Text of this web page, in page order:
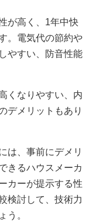
が高く、1年中快
。電気代の節約や
やすい、防音性能
くなりやすい、内
デメリットもあり
は、事前にデメリ
きるハウスメーカ
カーが提示する性
検討して、技術力
う。